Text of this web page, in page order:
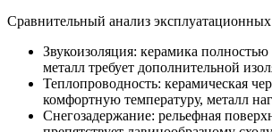
Сравнительный анализ
Звукоизоляция: керамика
металл требует дополнительной
Теплопроводность: керамическая
комфортную температуру, металл
Снегозадержание: рельефная